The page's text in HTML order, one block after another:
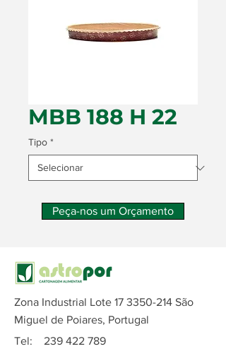
MBB 188 H 22
Tipo *
Peça-nos um Orçamento
Zona Industrial Lote 17 3350-214 São
Miguel de Poiares, Portugal
Tel: 239 422 789